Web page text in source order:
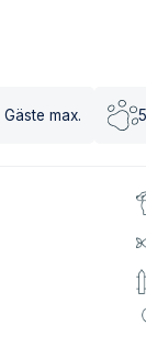
Gäste max. 5